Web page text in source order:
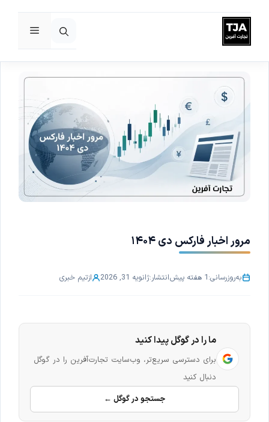
پرش
به
فهرست
مرور اخبار فارکس دی ۱۴۰۴
به‌روزرسانی:1 هفته پیش انتشار:ژانویه 31, 2026 ازتیم خبری
ما را در گوگل پیدا کنید
برای دسترسی سریع‌تر، وب‌سایت تجارت‌آفرین را در گوگل
دنبال کنید
جستجو در گوگل ←